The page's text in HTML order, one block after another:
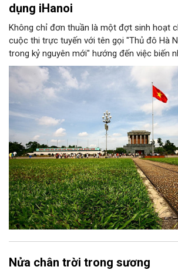
dụng iHanoi
Không chỉ đơn thuần là một đợt sinh hoạt
cuộc thi trực tuyến với tên gọi "Thủ đô Hà
trong kỷ nguyên mới" hướng đến việc biến
chiến lược trong Nghị quyết số 02-NQ/TW
thành niềm tin, thành nhận thức chung của
Nửa chân trời trong sương